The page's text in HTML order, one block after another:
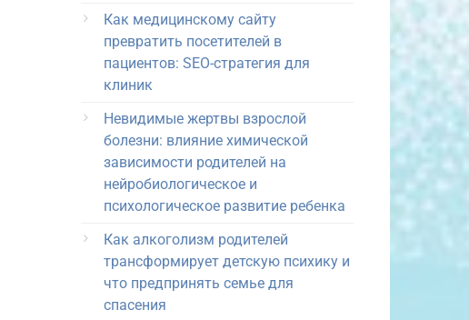
Как медицинскому сайту
превратить посетителей в
пациентов: SEO-стратегия для
клиник
Невидимые жертвы взрослой
болезни: влияние химической
зависимости родителей на
нейробиологическое и
психологическое развитие ребенка
Как алкоголизм родителей
трансформирует детскую психику и
что предпринять семье для
спасения